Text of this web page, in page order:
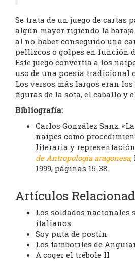
Se trata de un juego de cartas
algún mayor rigiendo la
al no haber conseguido una
pellizcos o golpes en función
Este juego convertía a los
uso de una poesía tradicional
Los versos más largos eran
figuras de la sota, el caballo y
Bibliografía:
Carlos González Sanz.
naipes como
literaria y representación
de Antropología aragonesa,
1999, páginas 15-38.
Artículos
Los soldados nacionales
italianos
Soy puta de postín
Los tamboriles de
A coger el trébole II